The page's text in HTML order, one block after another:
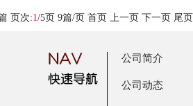
页次:1/5页 9篇/页 首页 上一页 下一页 尾页
公司简介
公司动态